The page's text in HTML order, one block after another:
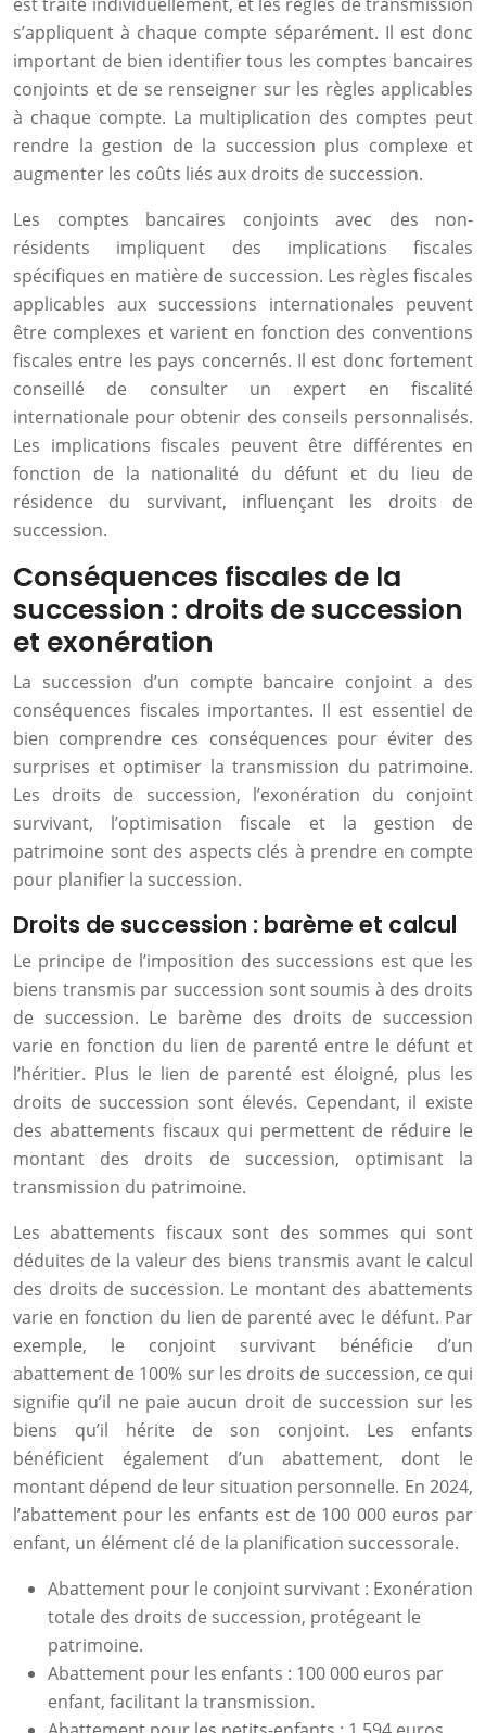
s’appliquent à chaque compte séparément. Il est donc
important de bien identifier tous les comptes bancaires
conjoints et de se renseigner sur les règles applicables
à chaque compte. La multiplication des comptes peut
rendre la gestion de la succession plus complexe et
augmenter les coûts liés aux droits de succession.
Les comptes bancaires conjoints avec des non-
résidents impliquent des implications fiscales
spécifiques en matière de succession. Les règles fiscales
applicables aux successions internationales peuvent
être complexes et varient en fonction des conventions
fiscales entre les pays concernés. Il est donc fortement
conseillé de consulter un expert en fiscalité
internationale pour obtenir des conseils personnalisés.
Les implications fiscales peuvent être différentes en
fonction de la nationalité du défunt et du lieu de
résidence du survivant, influençant les droits de
succession.
Conséquences fiscales de la
succession : droits de succession
et exonération
La succession d’un compte bancaire conjoint a des
conséquences fiscales importantes. Il est essentiel de
bien comprendre ces conséquences pour éviter des
surprises et optimiser la transmission du patrimoine.
Les droits de succession, l’exonération du conjoint
survivant, l’optimisation fiscale et la gestion de
patrimoine sont des aspects clés à prendre en compte
pour planifier la succession.
Droits de succession : barème et calcul
Le principe de l’imposition des successions est que les
biens transmis par succession sont soumis à des droits
de succession. Le barème des droits de succession
varie en fonction du lien de parenté entre le défunt et
l’héritier. Plus le lien de parenté est éloigné, plus les
droits de succession sont élevés. Cependant, il existe
des abattements fiscaux qui permettent de réduire le
montant des droits de succession, optimisant la
transmission du patrimoine.
Les abattements fiscaux sont des sommes qui sont
déduites de la valeur des biens transmis avant le calcul
des droits de succession. Le montant des abattements
varie en fonction du lien de parenté avec le défunt. Par
exemple, le conjoint survivant bénéficie d’un
abattement de 100% sur les droits de succession, ce qui
signifie qu’il ne paie aucun droit de succession sur les
biens qu’il hérite de son conjoint. Les enfants
bénéficient également d’un abattement, dont le
montant dépend de leur situation personnelle. En 2024,
l’abattement pour les enfants est de 100 000 euros par
enfant, un élément clé de la planification successorale.
Abattement pour le conjoint survivant : Exonération
totale des droits de succession, protégeant le
patrimoine.
Abattement pour les enfants : 100 000 euros par
enfant, facilitant la transmission.